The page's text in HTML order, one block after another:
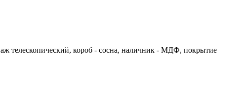
телескопический, короб - сосна, наличник - МДФ, покрытие